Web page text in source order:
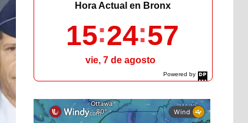
Powered by
DaysPedia.com
Hora Actual en Bronx
15 24 58
vie, 7 de agosto